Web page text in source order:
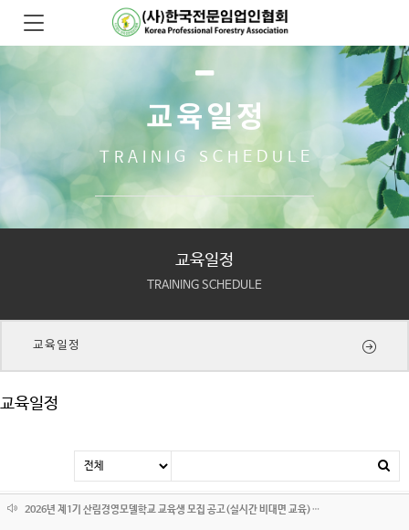
교육일정
TRAINIG SCHEDULE
교육일정
TRAINING SCHEDULE
교육일정
교육일정
2026년 제1기 산림경영모델학교 교육생 모집 공고(실시간 비대면 교육)